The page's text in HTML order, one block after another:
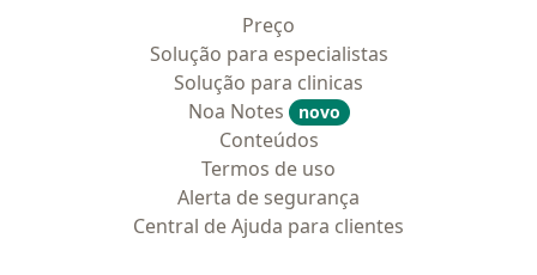
Preço
Solução para especialistas
Solução para clinicas
Noa Notes
novo
Conteúdos
Termos de uso
Alerta de segurança
Central de Ajuda para clientes